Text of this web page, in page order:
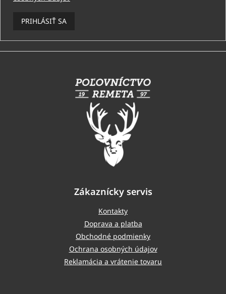
PRIHLÁSIŤ SA
Z
Zákaznícky servis
Kontakty
Doprava a platba
Obchodné podmienky
Ochrana osobných údajov
Reklamácia a vrátenie tovaru